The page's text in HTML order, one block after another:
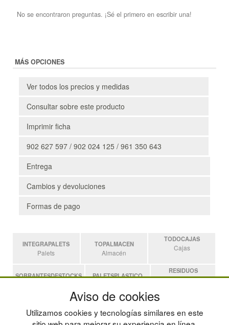
No se encontraron preguntas. ¡Sé el primero en escribir una!
MÁS OPCIONES
Ver todos los precios y medidas
Consultar sobre este producto
Imprimir ficha
902 627 597 / 902 024 125 / 961 350 643
Entrega
Cambios y devoluciones
Formas de pago
INTEGRAPALETS
Palets
TOPALMACEN
Almacén
TODOCAJAS
Cajas
SOBRANTESDESTOCKS PALETSPLASTICO
RESIDUOS
Residuos
Estanterias
Aviso de cookies
Utilizamos cookies y tecnologías similares en este